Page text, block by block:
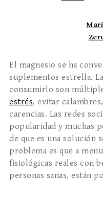
El magnesio se ha
suplementos estrella.
consumirlo son
estrés, evitar
carencias. Las redes
popularidad y muchas
de que es una solución
problema es que a
fisiológicas reales con
personas sanas, están